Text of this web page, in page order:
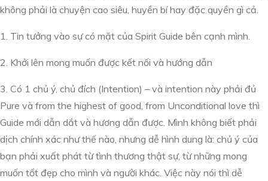
không phải là chuyện cao siêu, huyền bí hay đặc quyền gì cả.
1. Tin tưởng vào sự có mặt của Spirit Guide bên cạnh mình.
2. Khởi lên mong muốn được kết nối và hướng dẫn
3. Có 1 chủ ý, chủ đích (Intention) – và intention này phải đủ
Pure và from the highest of good, from Unconditional love thì
Guide mới dẫn dắt và hương dẫn được. Mình không biết phải
dịch chính xác như thế nào, nhưng dễ hình dung là: chủ ý của
bạn phải xuất phát từ tình thương thật sự, từ những mong
muốn tốt đẹp cho mình và người khác. Việc này nói thì dễ